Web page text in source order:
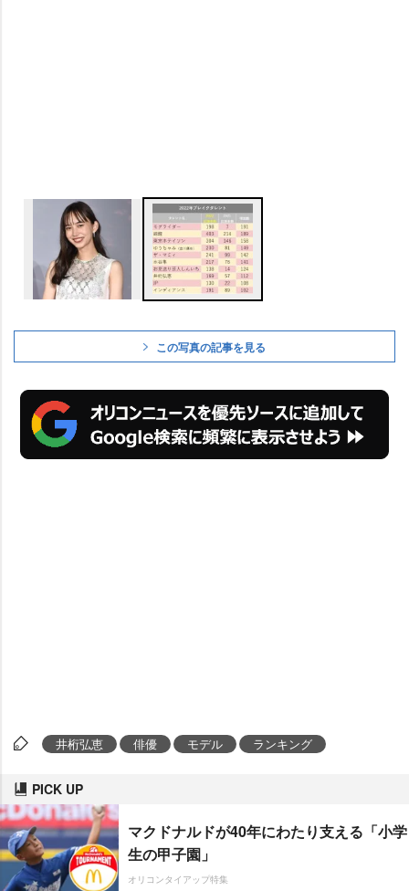
この写真の記事を見る
井桁弘恵 俳優 モデル ランキング
PICK UP
マクドナルドが40年にわたり支える「小学
生の甲子園」
オリコンタイアップ特集